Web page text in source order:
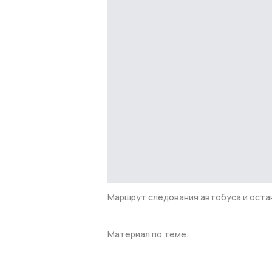
Маршрут следования автобуса и
Материал по теме: